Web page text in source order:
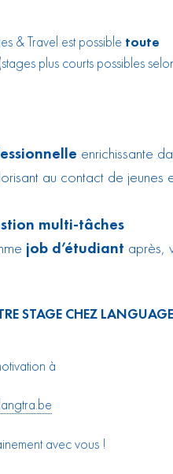
& Travel est possible toute
(stages plus courts possibles
enrichissante
au contact de jeunes
multi-tâches
job d’étudiant après,
STAGE CHEZ
à
avec vous !